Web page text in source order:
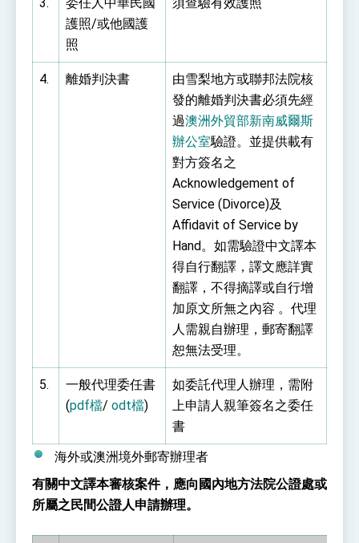
護照/或他國護
照
4. 離婚判決書
由雪梨地方或聯邦法院核
發的離婚判決書必須先經
過澳洲外貿部新南威爾斯
辦公室驗證。並提供載有
對方簽名之
Acknowledgement of
Service (Divorce)及
Affidavit of Service by
Hand。如需驗證中文譯本
得自行翻譯，譯文應詳實
翻譯，不得摘譯或自行增
加原文所無之內容 。代理
人需親自辦理，郵寄翻譯
恕無法受理。
5.
一般代理委任書
(pdf檔/ odt檔)
如委託代理人辦理，需附
上申請人親筆簽名之委任
書
海外或澳洲境外郵寄辦理者
有關中文譯本審核案件，應向國內地方法院公證處或
所屬之民間公證人申請辦理。